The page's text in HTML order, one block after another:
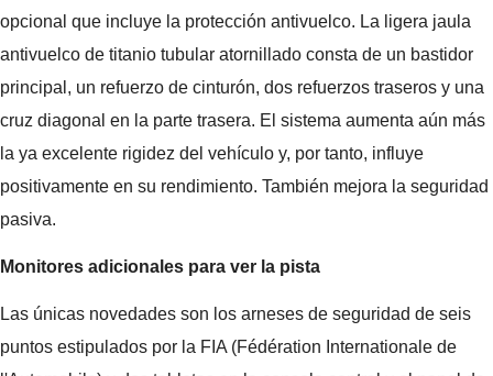
opcional que incluye la protección antivuelco. La ligera jaula
antivuelco de titanio tubular atornillado consta de un bastidor
principal, un refuerzo de cinturón, dos refuerzos traseros y una
cruz diagonal en la parte trasera. El sistema aumenta aún más
la ya excelente rigidez del vehículo y, por tanto, influye
positivamente en su rendimiento. También mejora la seguridad
pasiva.
Monitores adicionales para ver la pista
Las únicas novedades son los arneses de seguridad de seis
puntos estipulados por la FIA (Fédération Internationale de